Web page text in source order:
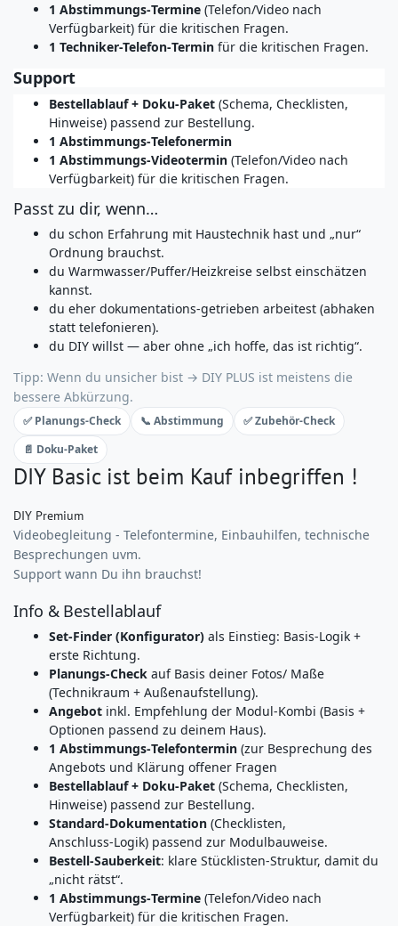
1 Abstimmungs‑Termine (Telefon/Video nach
Verfügbarkeit) für die kritischen Fragen.
1 Techniker-Telefon‑Termin für die kritischen Fragen.
Support
Bestellablauf + Doku‑Paket (Schema, Checklisten,
Hinweise) passend zur Bestellung.
1 Abstimmungs‑Telefonermin
1 Abstimmungs‑Videotermin (Telefon/Video nach
Verfügbarkeit) für die kritischen Fragen.
Passt zu dir, wenn…
du schon Erfahrung mit Haustechnik hast und „nur“
Ordnung brauchst.
du Warmwasser/Puffer/Heizkreise selbst einschätzen
kannst.
du eher dokumentations‑getrieben arbeitest (abhaken
statt telefonieren).
du DIY willst — aber ohne „ich hoffe, das ist richtig“.
Tipp: Wenn du unsicher bist → DIY PLUS ist meistens die
bessere Abkürzung.
✅ Planungs‑Check 📞 Abstimmung
✅ Zubehör‑Check
📄 Doku‑Paket
DIY Basic ist beim Kauf inbegriffen !
DIY Premium
Videobegleitung - Telefontermine, Einbauhilfen, technische
Besprechungen uvm.
Support wann Du ihn brauchst!
Info & Bestellablauf
Set‑Finder (Konfigurator) als Einstieg: Basis‑Logik +
erste Richtung.
Planungs‑Check auf Basis deiner Fotos/ Maße
(Technikraum + Außenaufstellung).
Angebot inkl. Empfehlung der Modul‑Kombi (Basis +
Optionen passend zu deinem Haus).
1 Abstimmungs‑Telefontermin (zur Besprechung des
Angebots und Klärung offener Fragen
Bestellablauf + Doku‑Paket (Schema, Checklisten,
Hinweise) passend zur Bestellung.
Standard‑Dokumentation (Checklisten,
Anschluss‑Logik) passend zur Modulbauweise.
Bestell‑Sauberkeit: klare Stücklisten‑Struktur, damit du
„nicht rätst“.
1 Abstimmungs‑Termine (Telefon/Video nach
Verfügbarkeit) für die kritischen Fragen.